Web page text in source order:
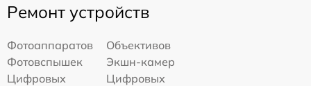
Ремонт устройств
Фотоаппаратов
Объективов
Фотовспышек
Экшн-камер
Цифровых
Цифровых